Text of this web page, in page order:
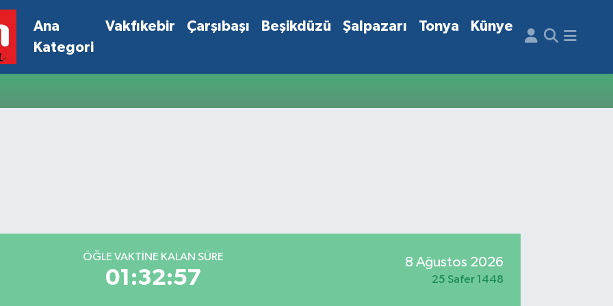
Ana
Kategori
Vakfıkebir Çarşıbaşı Beşikdüzü Şalpazarı Tonya Künye
ÖĞLE VAKTINE KALAN SÜRE
01:32:57
8 Ağustos 2026
25 Safer 1448